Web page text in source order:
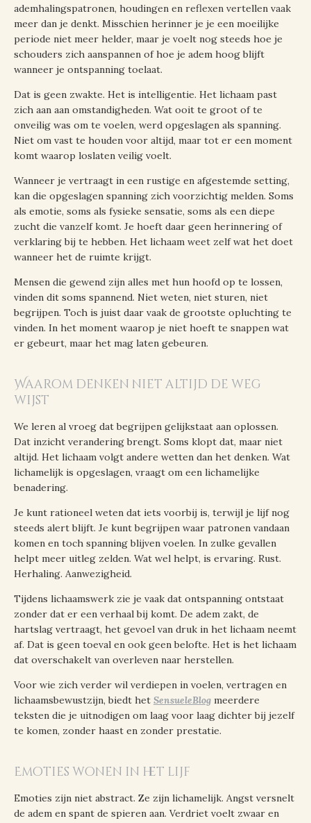
ademhalingspatronen, houdingen en reflexen vertellen vaak
meer dan je denkt. Misschien herinner je je een moeilijke
periode niet meer helder, maar je voelt nog steeds hoe je
schouders zich aanspannen of hoe je adem hoog blijft
wanneer je ontspanning toelaat.
Dat is geen zwakte. Het is intelligentie. Het lichaam past
zich aan aan omstandigheden. Wat ooit te groot of te
onveilig was om te voelen, werd opgeslagen als spanning.
Niet om vast te houden voor altijd, maar tot er een moment
komt waarop loslaten veilig voelt.
Wanneer je vertraagt in een rustige en afgestemde setting,
kan die opgeslagen spanning zich voorzichtig melden. Soms
als emotie, soms als fysieke sensatie, soms als een diepe
zucht die vanzelf komt. Je hoeft daar geen herinnering of
verklaring bij te hebben. Het lichaam weet zelf wat het doet
wanneer het de ruimte krijgt.
Mensen die gewend zijn alles met hun hoofd op te lossen,
vinden dit soms spannend. Niet weten, niet sturen, niet
begrijpen. Toch is juist daar vaak de grootste opluchting te
vinden. In het moment waarop je niet hoeft te snappen wat
er gebeurt, maar het mag laten gebeuren.
Waarom denken niet altijd de weg
wijst
We leren al vroeg dat begrijpen gelijkstaat aan oplossen.
Dat inzicht verandering brengt. Soms klopt dat, maar niet
altijd. Het lichaam volgt andere wetten dan het denken. Wat
lichamelijk is opgeslagen, vraagt om een lichamelijke
benadering.
Je kunt rationeel weten dat iets voorbij is, terwijl je lijf nog
steeds alert blijft. Je kunt begrijpen waar patronen vandaan
komen en toch spanning blijven voelen. In zulke gevallen
helpt meer uitleg zelden. Wat wel helpt, is ervaring. Rust.
Herhaling. Aanwezigheid.
Tijdens lichaamswerk zie je vaak dat ontspanning ontstaat
zonder dat er een verhaal bij komt. De adem zakt, de
hartslag vertraagt, het gevoel van druk in het lichaam neemt
af. Dat is geen toeval en ook geen belofte. Het is het lichaam
dat overschakelt van overleven naar herstellen.
Voor wie zich verder wil verdiepen in voelen, vertragen en
lichaamsbewustzijn, biedt het SensueleBlog meerdere
teksten die je uitnodigen om laag voor laag dichter bij jezelf
te komen, zonder haast en zonder prestatie.
Emoties wonen in het lijf
Emoties zijn niet abstract. Ze zijn lichamelijk. Angst versnelt
de adem en spant de spieren aan. Verdriet voelt zwaar en